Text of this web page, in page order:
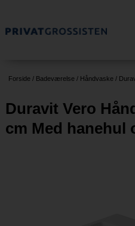
Forside / Badeværelse / Håndvaske /
Duravit Vero
cm Med hanehul